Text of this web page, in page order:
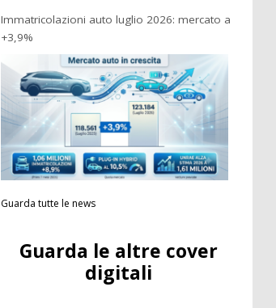
Immatricolazioni auto luglio 2026: mercato a
+3,9%
Guarda tutte le news
Guarda le altre cover
digitali